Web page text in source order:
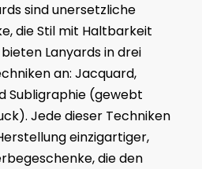
sind unersetzliche
die Stil mit Haltbarkeit
Lanyards in drei
an: Jacquard,
Subligraphie (gewebt
Jede dieser Techniken
einzigartiger,
die den